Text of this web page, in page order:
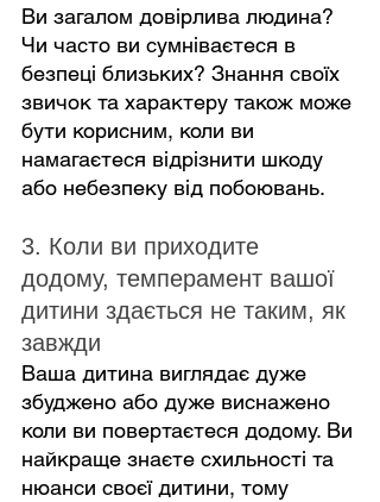
Ви загалом довірлива людина?
Чи часто ви сумніваєтеся в
безпеці близьких? Знання своїх
звичок та характеру також може
бути корисним, коли ви
намагаєтеся відрізнити шкоду
або небезпеку від побоювань.
3. Коли ви приходите
додому, темперамент вашої
дитини здається не таким, як
завжди
Ваша дитина виглядає дуже
збуджено або дуже виснажено
коли ви повертаєтеся додому. Ви
найкраще знаєте схильності та
нюанси своєї дитини, тому